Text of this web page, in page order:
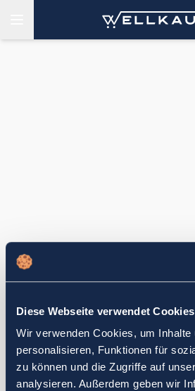
Diese Webseite verwendet Cookies
Wir verwenden Cookies, um Inhalte
personalisieren, Funktionen für
zu können und die Zugriffe auf
analysieren. Außerdem geben wir